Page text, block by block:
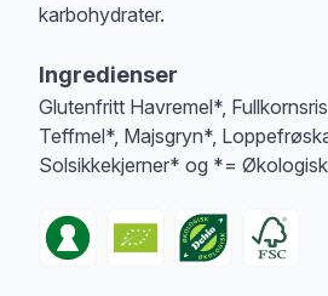
karbohydrater.
Ingredienser
Glutenfritt Havremel*,
Teffmel*, Majsgryn*,
Solsikkekjerner* og *= Økologisk